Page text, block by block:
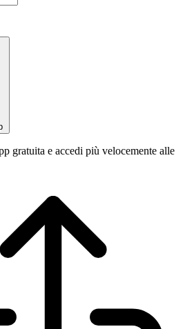
gratuita e accedi più velocemente alle